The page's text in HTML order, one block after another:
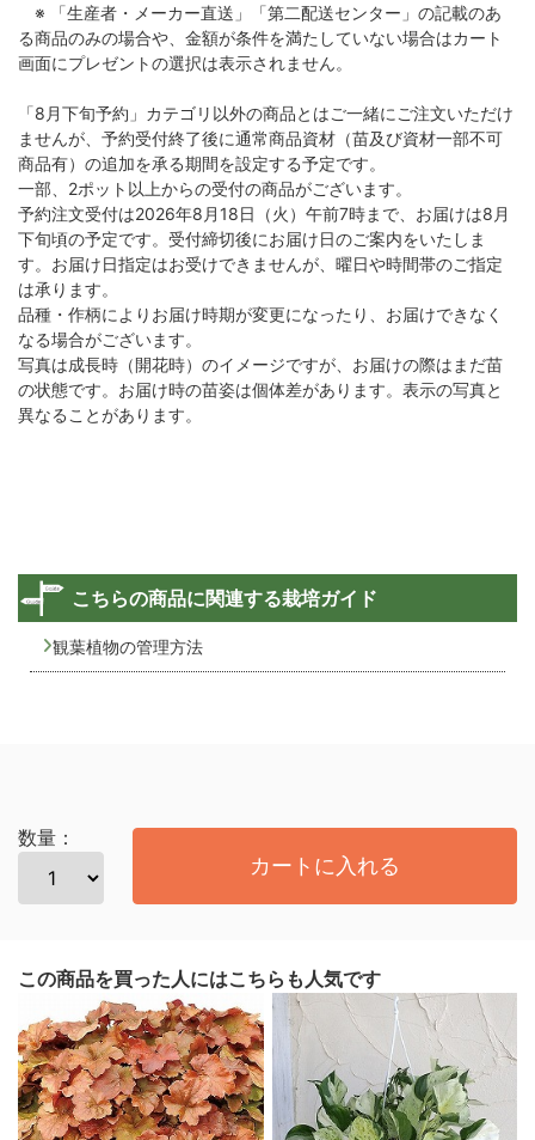
※ 「生産者・メーカー直送」「第二配送センター」の記載のあ
る商品のみの場合や、金額が条件を満たしていない場合はカート
画面にプレゼントの選択は表示されません。
「8月下旬予約」カテゴリ以外の商品とはご一緒にご注文いただけ
ませんが、予約受付終了後に通常商品資材（苗及び資材一部不可
商品有）の追加を承る期間を設定する予定です。
一部、2ポット以上からの受付の商品がございます。
予約注文受付は2026年8月18日（火）午前7時まで、お届けは8月
下旬頃の予定です。受付締切後にお届け日のご案内をいたしま
す。お届け日指定はお受けできませんが、曜日や時間帯のご指定
は承ります。
品種・作柄によりお届け時期が変更になったり、お届けできなく
なる場合がございます。
写真は成長時（開花時）のイメージですが、お届けの際はまだ苗
の状態です。お届け時の苗姿は個体差があります。表示の写真と
異なることがあります。
こちらの商品に関連する栽培ガイド
観葉植物の管理方法
数量：
カートに入れる
この商品を買った人にはこちらも人気です